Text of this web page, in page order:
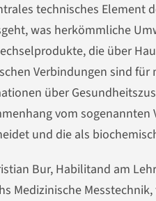
technisches Element
was herkömmliche
die über
Verbindungen sind
über
vom
und die als
Bur, Habilitand am
Medizinische